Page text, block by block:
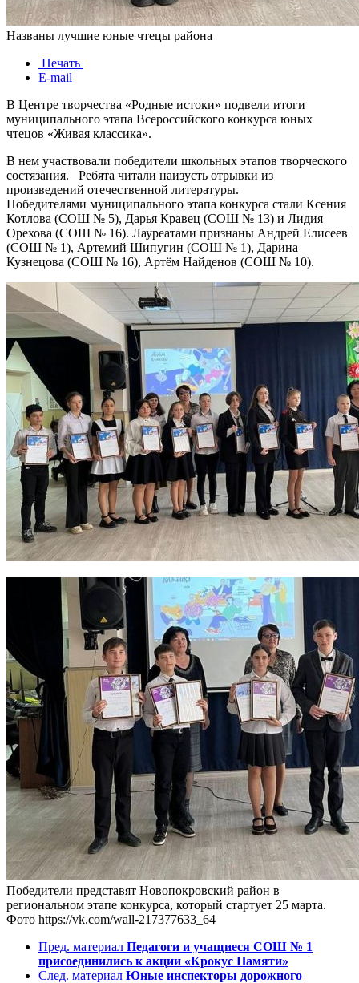
Названы лучшие юные чтецы района
Печать
E-mail
В Центре творчества «Родные истоки» подвели итоги
муниципального этапа Всероссийского конкурса юных
чтецов «Живая классика».
В нем участвовали победители школьных этапов творческого
состязания. Ребята читали наизусть отрывки из
произведений отечественной литературы.
Победителями муниципального этапа конкурса стали Ксения
Котлова (СОШ № 5), Дарья Кравец (СОШ № 13) и Лидия
Орехова (СОШ № 16). Лауреатами признаны Андрей Елисеев
(СОШ № 1), Артемий Шипугин (СОШ № 1), Дарина
Кузнецова (СОШ № 16), Артём Найденов (СОШ № 10).
Победители представят Новопокровский район в
региональном этапе конкурса, который стартует 25 марта.
Фото https://vk.com/wall-217377633_64
Пред. материал Педагоги и учащиеся СОШ № 1
присоединились к акции «Крокус Памяти»
След. материал Юные инспекторы дорожного